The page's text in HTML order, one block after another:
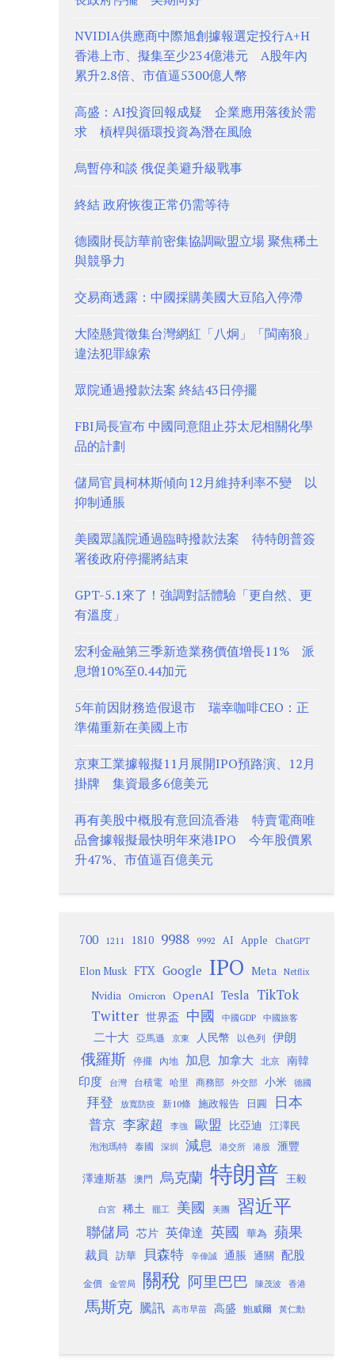
NVIDIA供應商中際旭創據報選定投行A+H
香港上市、擬集至少234億港元 A股年內
累升2.8倍、市值逼5300億人幣
高盛：AI投資回報成疑 企業應用落後於需
求 槓桿與循環投資為潛在風險
烏暫停和談 俄促美避升級戰事
終結 政府恢復正常仍需等待
德國財長訪華前密集協調歐盟立場 聚焦稀土
與競爭力
交易商透露：中國採購美國大豆陷入停滯
大陸懸賞徵集台灣網紅「八炯」「閩南狼」
違法犯罪線索
眾院通過撥款法案 終結43日停擺
FBI局長宣布 中國同意阻止芬太尼相關化學
品的計劃
儲局官員柯林斯傾向12月維持利率不變 以
抑制通脹
美國眾議院通過臨時撥款法案 待特朗普簽
署後政府停擺將結束
GPT-5.1來了！強調對話體驗「更自然、更
有溫度」
宏利金融第三季新造業務價值增長11% 派
息增10%至0.44加元
5年前因財務造假退市 瑞幸咖啡CEO：正
準備重新在美國上市
京東工業據報擬11月展開IPO預路演、12月
掛牌 集資最多6億美元
再有美股中概股有意回流香港 特賣電商唯
品會據報擬最快明年來港IPO 今年股價累
升47%、市值逼百億美元
700 1211 1810 9988 9992 AI Apple ChatGPT
Elon Musk FTX Google IPO Meta Netflix
Nvidia Omicron OpenAI Tesla TikTok
Twitter 世界盃 中國 中國GDP 中國旅客
二十大 亞馬遜 京東 人民幣 以色列 伊朗
俄羅斯 停擺 內地 加息 加拿大 北京
南韓
印度
台灣 台積電 哈里 商務部 外交部 小米 德國
拜登 放寬防疫 新10條 施政報告 日圓 日本
普京 李家超 李強 歐盟 比亞迪 江澤民
泡泡瑪特 泰國 深圳 減息 港交所 港股 滙豐
澤連斯基 澳門 烏克蘭 特朗普 王毅
白宮 稀土 罷工 美國 美團 習近平
聯儲局 芯片 英偉達 英國 華為 蘋果
裁員 訪華 貝森特 辛偉誠 通脹 通關 配股
金價 金管局 關稅 阿里巴巴 陳茂波 香港
馬斯克 騰訊 高市早苗 高盛 鮑威爾 黃仁勳